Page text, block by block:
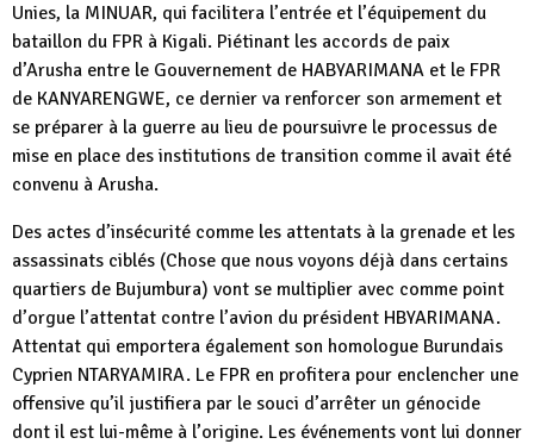
Unies, la MINUAR, qui facilitera l’entrée et l’équipement du
bataillon du FPR à Kigali. Piétinant les accords de paix
d’Arusha entre le Gouvernement de HABYARIMANA et le FPR
de KANYARENGWE, ce dernier va renforcer son armement et
se préparer à la guerre au lieu de poursuivre le processus de
mise en place des institutions de transition comme il avait été
convenu à Arusha.
Des actes d’insécurité comme les attentats à la grenade et les
assassinats ciblés (Chose que nous voyons déjà dans certains
quartiers de Bujumbura) vont se multiplier avec comme point
d’orgue l’attentat contre l’avion du président HBYARIMANA.
Attentat qui emportera également son homologue Burundais
Cyprien NTARYAMIRA. Le FPR en profitera pour enclencher une
offensive qu’il justifiera par le souci d’arrêter un génocide
dont il est lui-même à l’origine. Les événements vont lui donner